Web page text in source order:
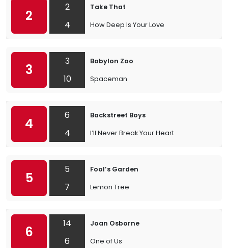
2
2
4
Take That
How Deep Is Your Love
3
3
10
Babylon Zoo
Spaceman
4
6
4
Backstreet Boys
I’ll Never Break Your Heart
5
5
7
Fool’s Garden
Lemon Tree
6
14
6
Joan Osborne
One of Us